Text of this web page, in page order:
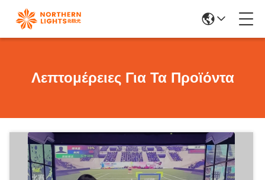
Λεπτομέρειες Για Τα Προϊόντα